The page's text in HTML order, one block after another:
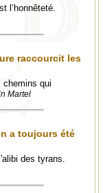
l’honnêteté.
raccourcit les
chemins qui
Martel
a toujours été
des tyrans.